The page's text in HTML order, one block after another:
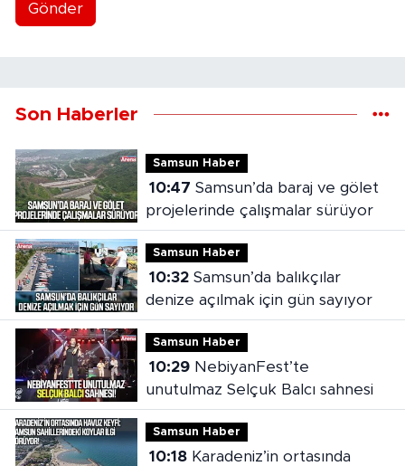
Gönder
Son Haberler
Samsun Haber
10:47
projelerinde çalışmalar sürüyor
Samsun Haber
10:32Samsun’da balıkçılar
denize açılmak için gün sayıyor
Samsun Haber
10:29NebiyanFest’te
unutulmaz Selçuk Balcı sahnesi
Samsun Haber
10:18Karadeniz’in ortasında